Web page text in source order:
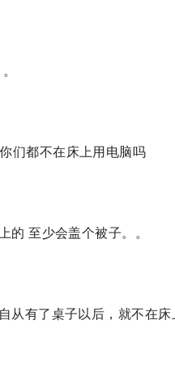
们都不在床上用电脑吗
的 至少会盖个被子。。
从有了桌子以后，就不在